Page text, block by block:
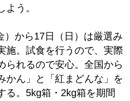
よう。
）から17日（日）は厳選み
施。試食を行うので、実際
られるので安心。全国から
かん」と「紅まどんな」を
る。5kg箱・2kg箱を期間